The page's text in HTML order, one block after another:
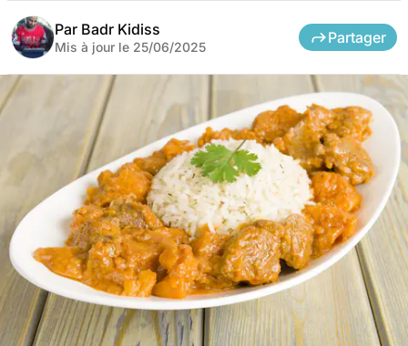
Par Badr Kidiss
Mis à jour le 25/06/2025
Partager